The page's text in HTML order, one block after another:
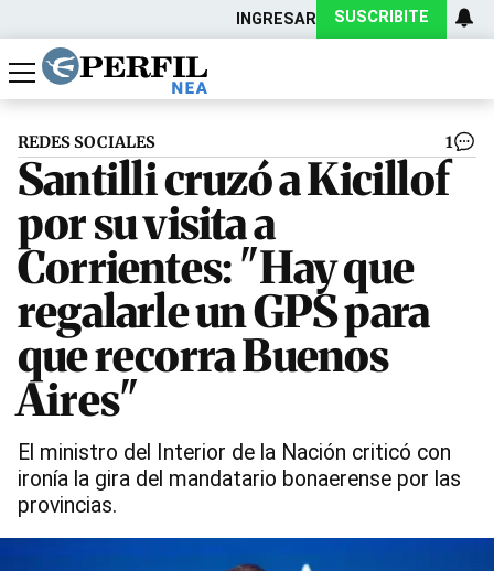
INGRESAR SUSCRIBITE
Política
Economía
Actualidad
REDES SOCIALES 1
Santilli cruzó a Kicillof
por su visita a
Corrientes: "Hay que
regalarle un GPS para
que recorra Buenos
Aires"
El ministro del Interior de la Nación criticó con
ironía la gira del mandatario bonaerense por las
provincias.